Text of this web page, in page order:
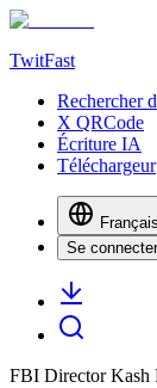
TwitFast
Rechercher
X QRCode
Écriture IA
Téléchargeur
Français
Se connecter
FBI Director Kash